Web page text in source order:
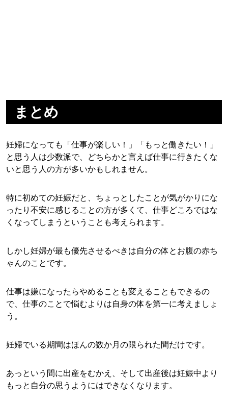
まとめ
妊婦になっても「仕事が楽しい！」「もっと働きたい！」
と思う人は少数派で、どちらかと言えば仕事に行きたくな
いと思う人の方が多いかもしれません。
特に初めての妊娠だと、ちょっとしたことが気がかりにな
ったり不安に感じることの方が多くて、仕事どころではな
くなってしまうということも考えられます。
しかし妊婦が最も優先させるべきは自分の体とお腹の赤ち
ゃんのことです。
仕事は嫌になったらやめることも変えることもできるの
で、仕事のことで悩むよりは自身の体を第一に考えましょ
う。
妊婦でいる期間はほんの数か月の限られた間だけです。
あっという間に出産をむかえ、そして出産後は妊娠中より
もっと自分の思うようにはできなくなります。